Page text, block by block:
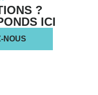
ICI
NOUS